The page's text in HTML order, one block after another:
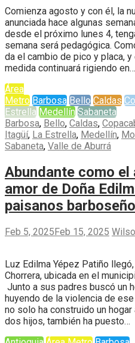
Comienza agosto y con él, la
anunciada hace algunas
desde el próximo lunes 4,
semana será pedagógica.
da el cambio de pico y placa,
medida continuará rigiendo en…
Área
Metro Barbosa Bello Caldas
Estrella Medellín Sabaneta
Barbosa, Bello, Caldas,
Itagüí, La Estrella, Medellín,
Sabaneta, Valle de Aburrá
Abundante como el
amor de Doña
paisanos
Feb 5, 2025Feb 15, 2025
Luz Edilma Yépez Patiño
Chorrera, ubicada en el
Junto a sus padres buscó un
huyendo de la violencia de
no solo ha construido un
dos hijos, también ha puesto…